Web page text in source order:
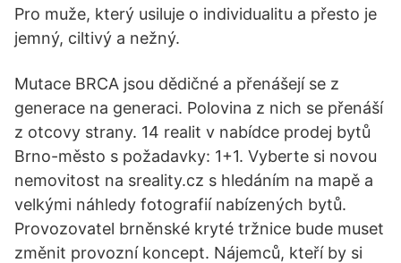
Pro muže, který usiluje o individualitu a přesto je
jemný, ciltivý a nežný.
Mutace BRCA jsou dědičné a přenášejí se z
generace na generaci. Polovina z nich se přenáší
z otcovy strany. 14 realit v nabídce prodej bytů
Brno-město s požadavky: 1+1. Vyberte si novou
nemovitost na sreality.cz s hledáním na mapě a
velkými náhledy fotografií nabízených bytů.
Provozovatel brněnské kryté tržnice bude muset
změnit provozní koncept. Nájemců, kteří by si